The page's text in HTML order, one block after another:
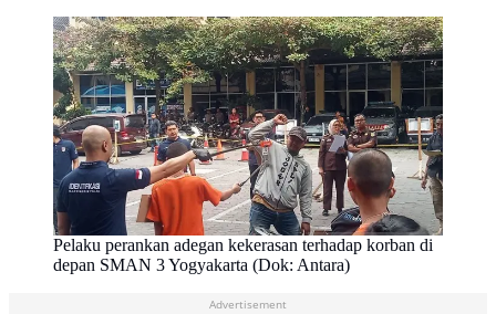
Pelaku perankan adegan kekerasan terhadap korban di
depan SMAN 3 Yogyakarta (Dok: Antara)
Advertisement